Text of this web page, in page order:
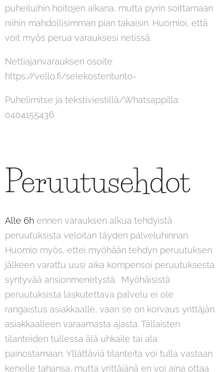
puheiluihin hoitojen aikana, mutta pyrin soittamaan
niihin mahdollisimman pian takaisin. Huomioi, että
voit myös perua varauksesi netissä.
Nettiajanvarauksen osoite:
https://vello.fi/selekostentunto-
Puhelimitse ja tekstiviestillä/Whatsappilla:
0404155436
Peruutusehdot
Alle 6h ennen varauksen alkua tehdyistä
peruutuksista veloitan täyden palveluhinnan.
Huomio myös, ettei myöhään tehdyn peruutuksen
jälkeen varattu uusi aika kompensoi peruutuksesta
syntyvää ansionmenetystä. Myöhäisistä
peruutuksista laskutettava palvelu ei ole
rangaistus asiakkaalle, vaan se on korvaus yrittäjän
asiakkaalleen varaamasta ajasta. Tällaisten
tilanteiden tullessa älä uhkaile tai ala
painostamaan. Yllättäviä tilanteita voi tulla vastaan
kenelle tahansa, mutta yrittäjänä en voi aina ottaa